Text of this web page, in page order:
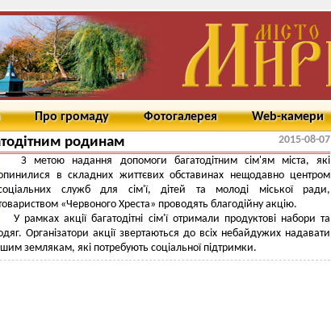
Про громаду Фотогалерея Web-камери
родинам 2015-08-07
З метою надання допомоги багатодітним сім'ям міста, які
в складних життєвих обставинах нещодавно центром
служб для сім'ї, дітей та молоді міської ради,
«Червоного Хреста» проводять благодійну акцію.
У рамках акції багатодітні сім'ї отримали продуктові набори та
Організатори акції звертаються до всіх небайдужих надавати
землякам, які потребують соціальної підтримки.